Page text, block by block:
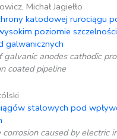
Michał Jagiełło
katodowej rurociągu
poziomie
galwanicznych
galvanic anodes cathodic
coated pipeline
stalowych pod
corrosion caused by electric